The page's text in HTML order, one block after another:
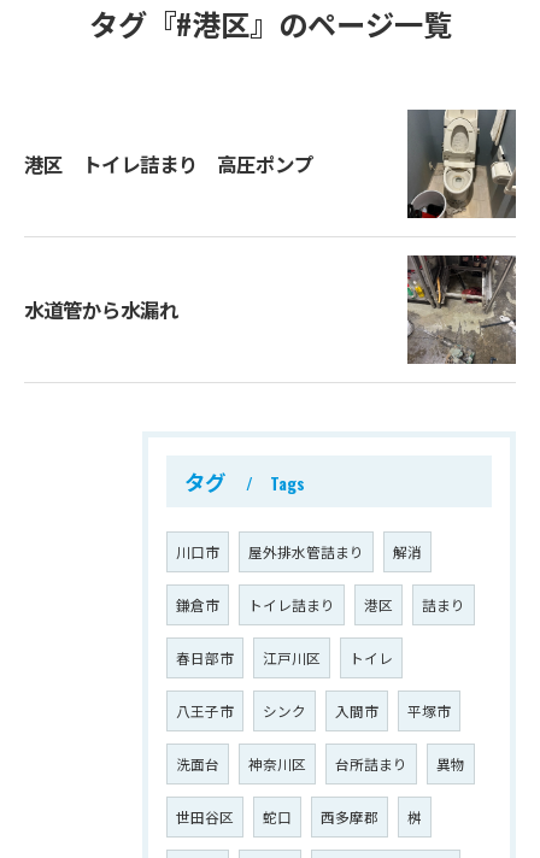
タグ『#港区』のページ一覧
港区 トイレ詰まり 高圧ポンプ
水道管から水漏れ
タグ Tags
川口市 屋外排水管詰まり 解消
鎌倉市 トイレ詰まり 港区 詰まり
春日部市 江戸川区 トイレ
八王子市 シンク 入間市 平塚市
洗面台 神奈川区 台所詰まり 異物
世田谷区 蛇口 西多摩郡 桝